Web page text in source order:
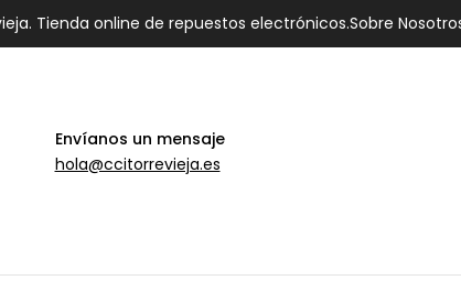
Tienda online de repuestos electrónicos.Sobre
Envíanos un mensaje
hola@ccitorrevieja.es